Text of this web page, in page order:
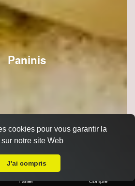
Paninis
Panier Compte
cookies pour vous garantir la
notre site Web
J'ai compris